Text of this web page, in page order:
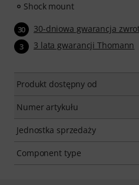
Shock mount
30 30-dniowa gwarancja
3 3 lata gwarancji Thomann
Produkt dostępny od
Numer artykułu
Jednostka sprzedaży
Component type